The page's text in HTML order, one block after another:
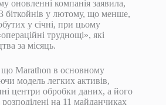
оновленні компанія заявила,
біткойнів у лютому, що менше,
у січні, при цьому
труднощі», які
за місяць.
що Marathon в основному
модель легких активів,
центри обробки даних, а його
на 11 майданчиках